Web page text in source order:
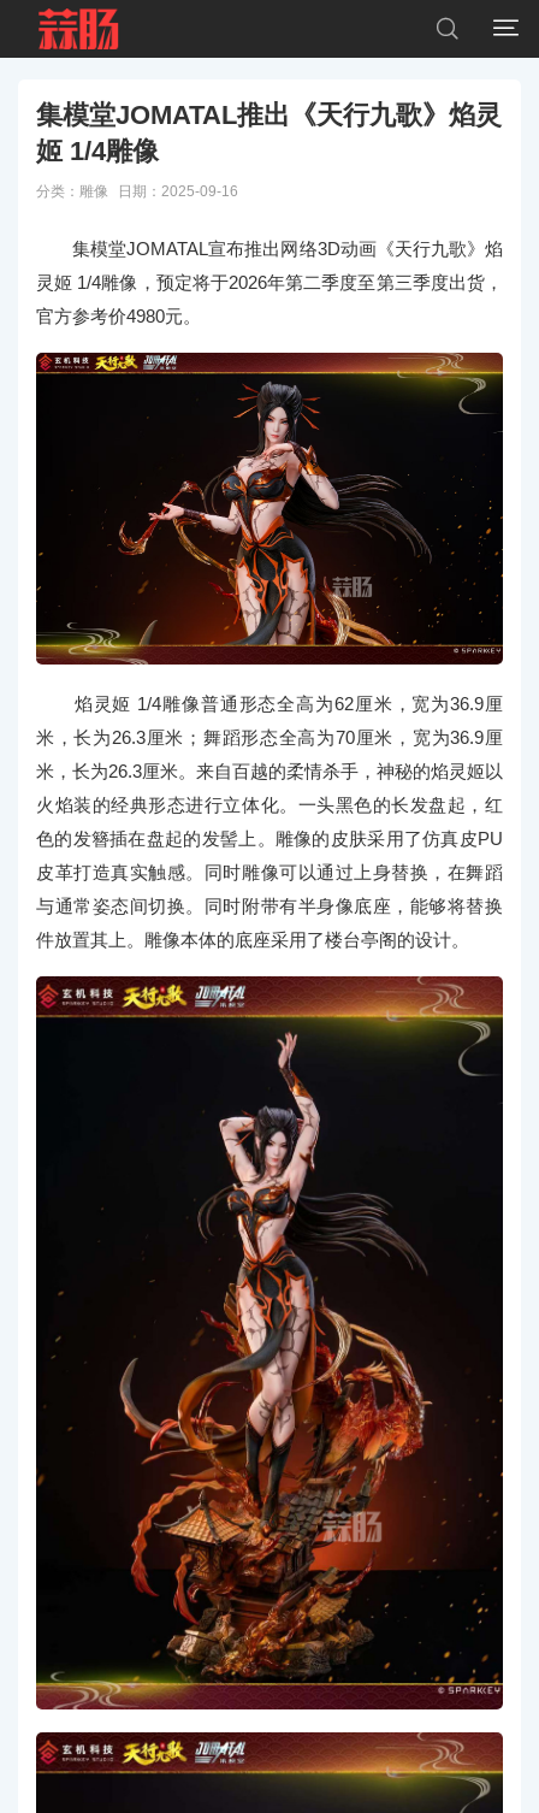


集模堂JOMATAL推出《天行九歌》焰灵
姬 1/4雕像
分类： 雕像 日期：2025-09-16
集模堂JOMATAL宣布推出网络3D动画《天行九歌》焰
灵姬 1/4雕像，预定将于2026年第二季度至第三季度出货，
官方参考价4980元。
焰灵姬 1/4雕像普通形态全高为62厘米，宽为36.9厘
米，长为26.3厘米；舞蹈形态全高为70厘米，宽为36.9厘
米，长为26.3厘米。来自百越的柔情杀手，神秘的焰灵姬以
火焰装的经典形态进行立体化。一头黑色的长发盘起，红
色的发簪插在盘起的发髻上。雕像的皮肤采用了仿真皮PU
皮革打造真实触感。同时雕像可以通过上身替换，在舞蹈
与通常姿态间切换。同时附带有半身像底座，能够将替换
件放置其上。雕像本体的底座采用了楼台亭阁的设计。